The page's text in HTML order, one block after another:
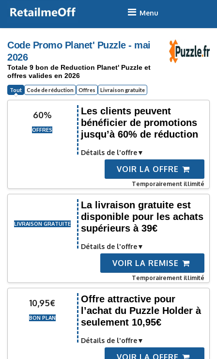
Skip
content
Code Promo Planet' Puzzle - mai
2026
Totale 9 bon de Reduction Planet' Puzzle et
offres valides en 2026
Tout Code de réduction Offres Livraison gratuite
60%
OFFRES
Les clients peuvent
bénéficier de promotions
jusqu’à 60% de réduction
Détails de l'offre
VOIR LA OFFRE
Temporairement illimité
LIVRAISON GRATUITE
La livraison gratuite est
disponible pour les achats
supérieurs à 39€
Détails de l'offre
VOIR LA REMISE
Temporairement illimité
10,95€
BON PLAN
Offre attractive pour
l’achat du Puzzle Holder à
seulement 10,95€
Détails de l'offre
VOIR LA OFFRE